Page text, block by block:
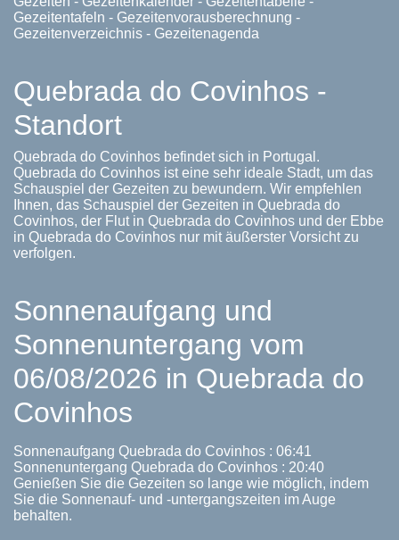
Gezeitentafeln - Gezeitenvorausberechnung -
Gezeitenverzeichnis - Gezeitenagenda
Quebrada do Covinhos -
Standort
Quebrada do Covinhos befindet sich in Portugal.
Quebrada do Covinhos ist eine sehr ideale Stadt, um das
Schauspiel der Gezeiten zu bewundern. Wir empfehlen
Ihnen, das Schauspiel der Gezeiten in Quebrada do
Covinhos, der Flut in Quebrada do Covinhos und der Ebbe
in Quebrada do Covinhos nur mit äußerster Vorsicht zu
verfolgen.
Sonnenaufgang und
Sonnenuntergang vom
06/08/2026 in Quebrada do
Covinhos
Sonnenaufgang Quebrada do Covinhos : 06:41
Sonnenuntergang Quebrada do Covinhos : 20:40
Genießen Sie die Gezeiten so lange wie möglich, indem
Sie die Sonnenauf- und -untergangszeiten im Auge
behalten.